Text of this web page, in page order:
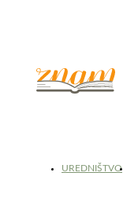
UREDNIŠTVO